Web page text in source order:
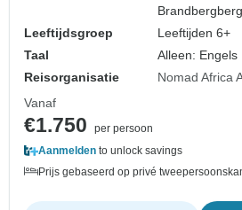
Brandbergberg,
Leeftijdsgroep
Leeftijden 6+
Taal
Alleen: Engels
Reisorganisatie
Nomad Africa
Vanaf
€1.750
per persoon
Aanmelden to unlock savings
Prijs gebaseerd op privé